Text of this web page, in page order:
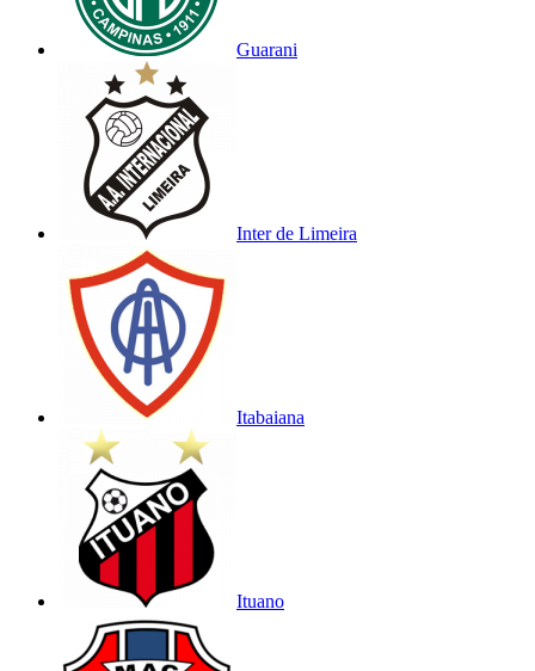
Guarani
Inter de Limeira
Itabaiana
Ituano